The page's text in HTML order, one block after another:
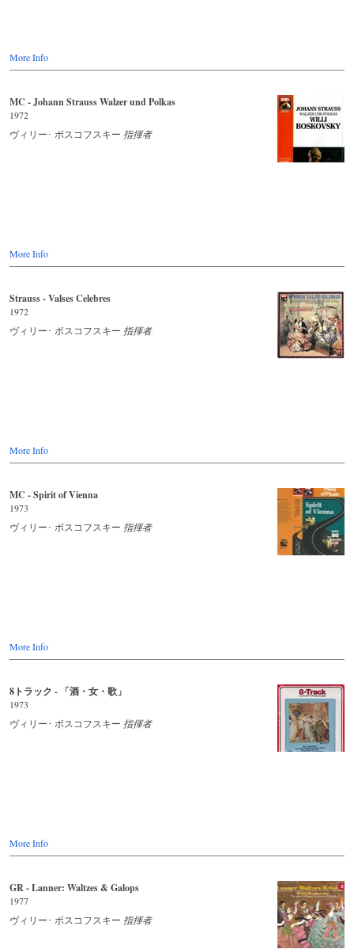
More Info
MC - Johann Strauss Walzer und Polkas
1972
ヴィリー･ ボスコフスキー 指揮者
More Info
Strauss - Valses Celebres
1972
ヴィリー･ ボスコフスキー 指揮者
More Info
MC - Spirit of Vienna
1973
ヴィリー･ ボスコフスキー 指揮者
More Info
8トラック - 「酒・女・歌」
1973
ヴィリー･ ボスコフスキー 指揮者
More Info
GR - Lanner: Waltzes & Galops
1977
ヴィリー･ ボスコフスキー 指揮者